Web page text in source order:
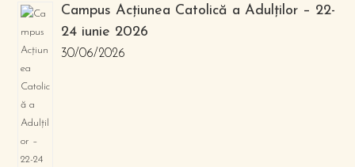
Campus Acțiunea Catolică a Adulților – 22-
24 iunie 2026
30/06/2026